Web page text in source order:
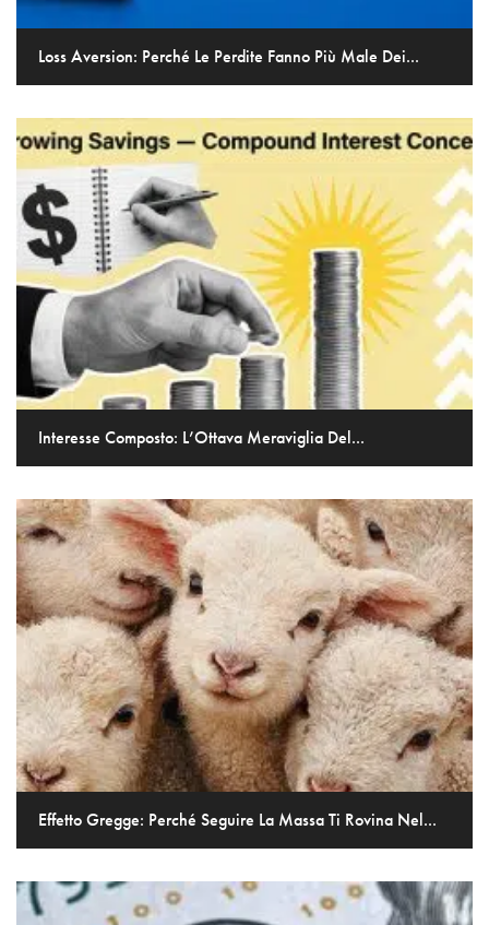
Loss Aversion: Perché Le Perdite Fanno Più Male Dei...
Interesse Composto: L’Ottava Meraviglia Del...
Effetto Gregge: Perché Seguire La Massa Ti Rovina Nel...